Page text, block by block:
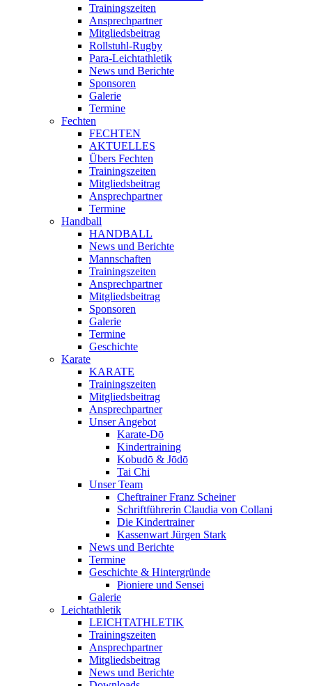
Trainingszeiten
Ansprechpartner
Mitgliedsbeitrag
Rollstuhl-Rugby
Para-Leichtathletik
News und Berichte
Sponsoren
Galerie
Termine
Fechten
FECHTEN
AKTUELLES
Übers Fechten
Trainingszeiten
Mitgliedsbeitrag
Ansprechpartner
Termine
Handball
HANDBALL
News und Berichte
Mannschaften
Trainingszeiten
Ansprechpartner
Mitgliedsbeitrag
Sponsoren
Galerie
Termine
Geschichte
Karate
KARATE
Trainingszeiten
Mitgliedsbeitrag
Ansprechpartner
Unser Angebot
Karate-Dō
Kindertraining
Kobudō & Jōdō
Tai Chi
Unser Team
Cheftrainer Franz Scheiner
Schriftführerin Claudia von Collani
Die Kindertrainer
Kassenwart Jürgen Stark
News und Berichte
Termine
Geschichte & Hintergründe
Pioniere und Sensei
Galerie
Leichtathletik
LEICHTATHLETIK
Trainingszeiten
Ansprechpartner
Mitgliedsbeitrag
News und Berichte